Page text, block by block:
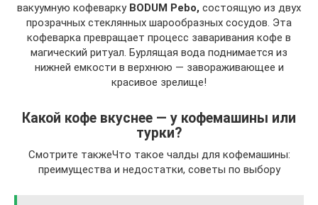
вакуумную кофеварку BODUM Pebo, состоящую из двух
прозрачных стеклянных шарообразных сосудов. Эта
кофеварка превращает процесс заваривания кофе в
магический ритуал. Бурлящая вода поднимается из
нижней емкости в верхнюю — завораживающее и
красивое зрелище!
Какой кофе вкуснее — у кофемашины или
турки?
Смотрите такжеЧто такое чалды для кофемашины:
преимущества и недостатки, советы по выбору